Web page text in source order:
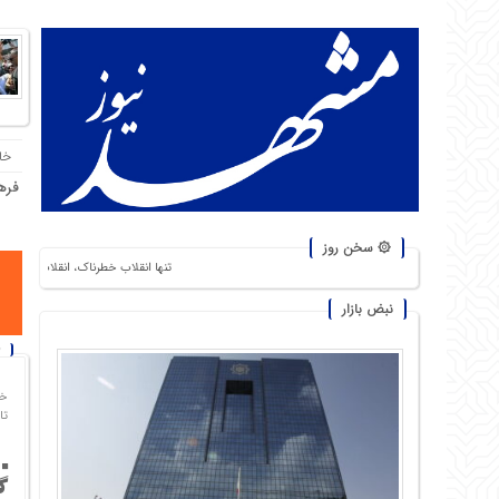
۞ سخن روز
تنها انقلاب خطرناک، انقلاب گرسنگان است. من از
نبض بازار